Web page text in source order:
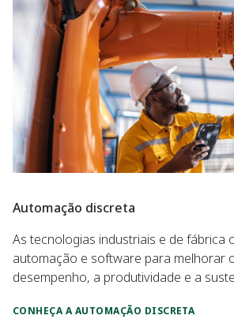
Automação discreta
As tecnologias industriais e de fábrica
automação e software para melhorar
desempenho, a produtividade e a
CONHEÇA A AUTOMAÇÃO DISCRETA